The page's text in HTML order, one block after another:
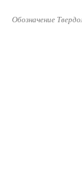
Обозначение